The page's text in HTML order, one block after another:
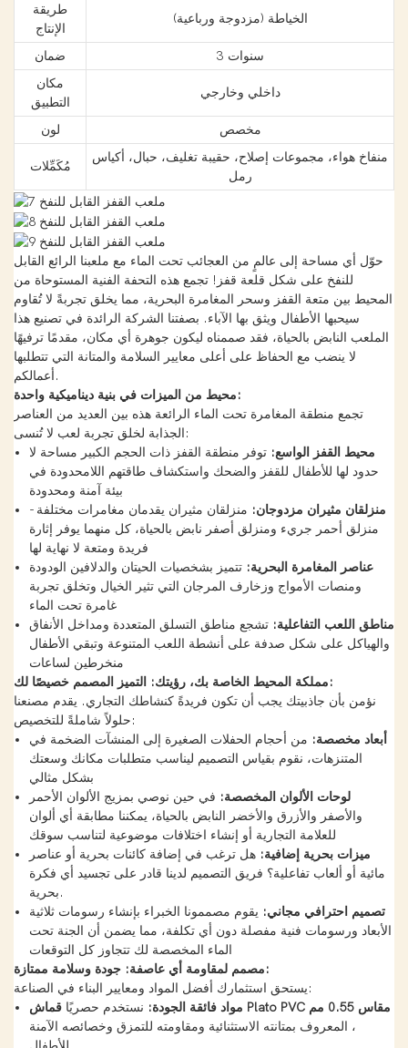
طريقة
الإنتاج
الخياطة (مزدوجة ورباعية)
ضمان
3 سنوات
مكان
التطبيق
داخلي وخارجي
لون مخصص
مُكَمِّلات
منفاخ هواء، مجموعات إصلاح، حقيبة تغليف، حبال، أكياس
رمل
حوّل أي مساحة إلى عالمٍ من العجائب تحت الماء مع ملعبنا الرائع القابل
للنفخ على شكل قلعة قفز! تجمع هذه التحفة الفنية المستوحاة من
المحيط بين متعة القفز وسحر المغامرة البحرية، مما يخلق تجربةً لا تُقاوم
سيحبها الأطفال ويثق بها الآباء. بصفتنا الشركة الرائدة في تصنيع هذا
الملعب النابض بالحياة، فقد صممناه ليكون جوهرة أي مكان، مقدمًا ترفيهًا
لا ينضب مع الحفاظ على أعلى معايير السلامة والمتانة التي تتطلبها
أعمالكم.
محيط من الميزات في بنية ديناميكية واحدة:
تجمع منطقة المغامرة تحت الماء الرائعة هذه بين العديد من العناصر
الجذابة لخلق تجربة لعب لا تُنسى:
محيط القفز الواسع: توفر منطقة القفز ذات الحجم الكبير مساحة لا
حدود لها للأطفال للقفز والضحك واستكشاف طاقتهم اللامحدودة في
بيئة آمنة ومحدودة
منزلقان مثيران مزدوجان: منزلقان مثيران يقدمان مغامرات مختلفة -
منزلق أحمر جريء ومنزلق أصفر نابض بالحياة، كل منهما يوفر إثارة
فريدة ومتعة لا نهاية لها
عناصر المغامرة البحرية: تتميز بشخصيات الحيتان والدلافين الودودة
ومنصات الأمواج وزخارف المرجان التي تثير الخيال وتخلق تجربة
غامرة تحت الماء
مناطق اللعب التفاعلية: تشجع مناطق التسلق المتعددة ومداخل الأنفاق
والهياكل على شكل صدفة على أنشطة اللعب المتنوعة وتبقي الأطفال
منخرطين لساعات
مملكة المحيط الخاصة بك، رؤيتك: التميز المصمم خصيصًا لك:
نؤمن بأن جاذبيتك يجب أن تكون فريدةً كنشاطك التجاري. يقدم مصنعنا
حلولاً شاملةً للتخصيص:
أبعاد مخصصة: من أحجام الحفلات الصغيرة إلى المنشآت الضخمة في
المتنزهات، نقوم بقياس التصميم ليناسب متطلبات مكانك وسعتك
بشكل مثالي
لوحات الألوان المخصصة: في حين نوصي بمزيج الألوان الأحمر
والأصفر والأزرق والأخضر النابض بالحياة، يمكننا مطابقة أي ألوان
للعلامة التجارية أو إنشاء اختلافات موضوعية لتناسب سوقك
ميزات بحرية إضافية: هل ترغب في إضافة كائنات بحرية أو عناصر
مائية أو ألعاب تفاعلية؟ فريق التصميم لدينا قادر على تجسيد أي فكرة
بحرية.
تصميم احترافي مجاني: يقوم مصممونا الخبراء بإنشاء رسومات ثلاثية
الأبعاد ورسومات فنية مفصلة دون أي تكلفة، مما يضمن أن الجنة تحت
الماء المخصصة لك تتجاوز كل التوقعات
مصمم لمقاومة أي عاصفة: جودة وسلامة ممتازة:
يستحق استثمارك أفضل المواد ومعايير البناء في الصناعة:
مواد فائقة الجودة: نستخدم حصريًا
قماش Plato PVC مقاس 0.55 مم
، المعروف بمتانته الاستثنائية ومقاومته للتمزق وخصائصه الآمنة